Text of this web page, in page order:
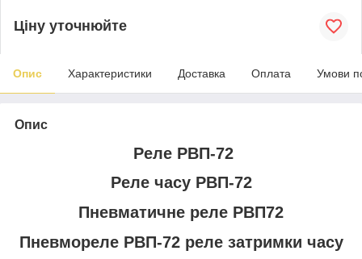
Ціну уточнюйте
Опис Характеристики Доставка Оплата Умови
Опис
Реле РВП-72
Реле часу РВП-72
Пневматичне реле РВП72
Пневмореле РВП-72 реле затримки часу